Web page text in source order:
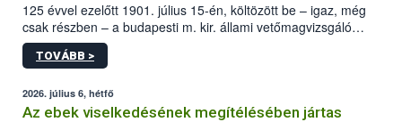
125 évvel ezelőtt 1901. július 15-én, költözött be – igaz, még
csak részben – a budapesti m. kir. állami vetőmagvizsgáló
állomás a Kis Rókus utca 15. szám alatti, Czigler Győző által
tervezett új épületébe.
TOVÁBB >
2026. július 6, hétfő
Az ebek viselkedésének megítélésében jártas